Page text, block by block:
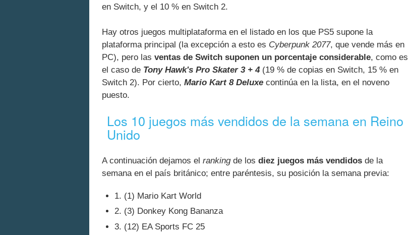
en Switch, y el 10 % en Switch 2.
Hay otros juegos multiplataforma en el listado en los que PS5 supone la
plataforma principal (la excepción a esto es Cyberpunk 2077, que vende más en
PC), pero las ventas de Switch suponen un porcentaje considerable, como es
el caso de Tony Hawk's Pro Skater 3 + 4 (19 % de copias en Switch, 15 % en
Switch 2). Por cierto, Mario Kart 8 Deluxe continúa en la lista, en el noveno
puesto.
Los 10 juegos más vendidos de la semana en Reino
Unido
A continuación dejamos el rankingde los diez juegos más vendidos de la
semana en el país británico; entre paréntesis, su posición la semana previa:
1. (1) Mario Kart World
2. (3) Donkey Kong Bananza
3. (12) EA Sports FC 25